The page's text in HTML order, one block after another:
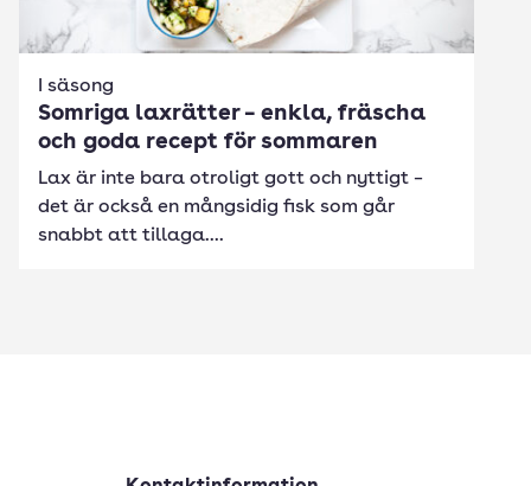
I säsong
Somriga laxrätter – enkla, fräscha
och goda recept för sommaren
Lax är inte bara otroligt gott och nyttigt –
det är också en mångsidig fisk som går
snabbt att tillaga....